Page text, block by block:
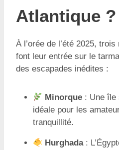
Atlantique ?
À l’orée de l’été 2025,
font leur entrée sur le
des escapades inédites :
Minorque : Une île
idéale pour les
tranquillité.
Hurghada: